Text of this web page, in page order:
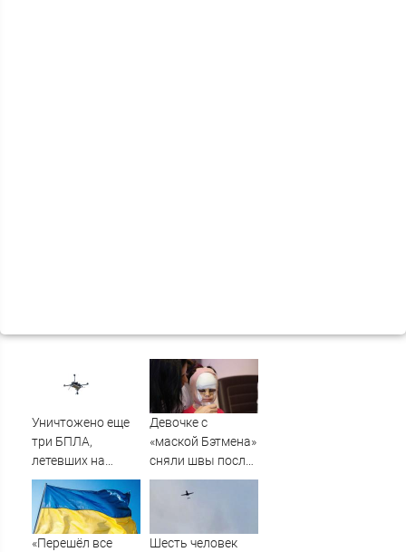
Уничтожено еще
три БПЛА,
летевших на
Москву
Девочке с
«маской Бэтмена»
сняли швы после
последней
операции
«Перешёл все
Шесть человек